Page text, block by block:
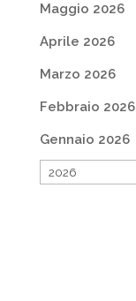
Maggio 2026
Aprile 2026
Marzo 2026
Febbraio 2026
Gennaio 2026